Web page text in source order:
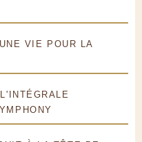
VIE POUR LA